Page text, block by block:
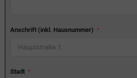
Anschrift (inkl. Hausnummer)
Stadt